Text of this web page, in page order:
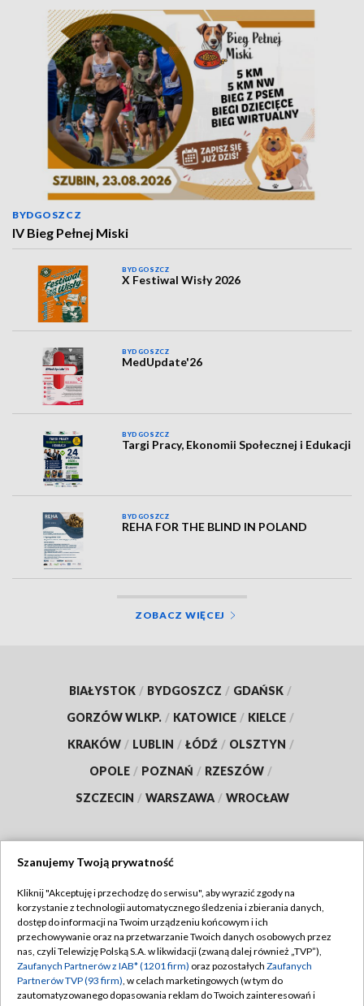
BYDGOSZCZ
IV Bieg Pełnej Miski
BYDGOSZCZ
X Festiwal Wisły 2026
BYDGOSZCZ
MedUpdate'26
BYDGOSZCZ
Targi Pracy, Ekonomii Społecznej i Edukacji
BYDGOSZCZ
REHA FOR THE BLIND IN POLAND
ZOBACZ WIĘCEJ
BIAŁYSTOK / BYDGOSZCZ / GDAŃSK /
GORZÓW WLKP. / KATOWICE / KIELCE /
KRAKÓW / LUBLIN / ŁÓDŹ / OLSZTYN /
OPOLE / POZNAŃ / RZESZÓW /
SZCZECIN / WARSZAWA / WROCŁAW
TVP
Abonament TVP
Emisja w TVP
Centrum informacji TVP
Regulamin TVP
Polityka prywatności
Moje zgody
Szanujemy Twoją prywatność
Kliknij "Akceptuję i przechodzę do serwisu", aby wyrazić zgody na
korzystanie z technologii automatycznego śledzenia i zbierania danych,
dostęp do informacji na Twoim urządzeniu końcowym i ich
przechowywanie oraz na przetwarzanie Twoich danych osobowych przez
nas, czyli Telewizję Polską S.A. w likwidacji (zwaną dalej również „TVP”),
Zaufanych Partnerów z IAB* (1201 firm) oraz pozostałych Zaufanych
Partnerów TVP (93 firm), w celach marketingowych (w tym do
zautomatyzowanego dopasowania reklam do Twoich zainteresowań i